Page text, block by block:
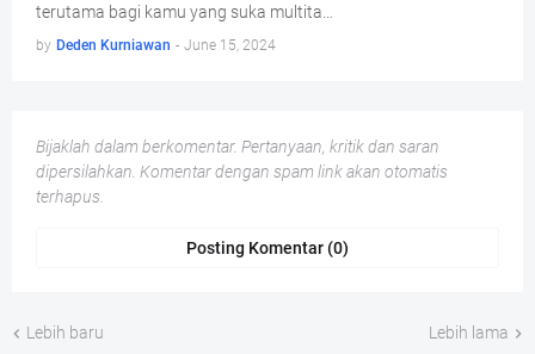
terutama bagi kamu yang suka multita…
by Deden Kurniawan - June 15, 2024
Bijaklah dalam berkomentar. Pertanyaan, kritik dan saran
dipersilahkan. Komentar dengan spam link akan otomatis
terhapus.
Posting Komentar (0)
Lebih baru Lebih lama